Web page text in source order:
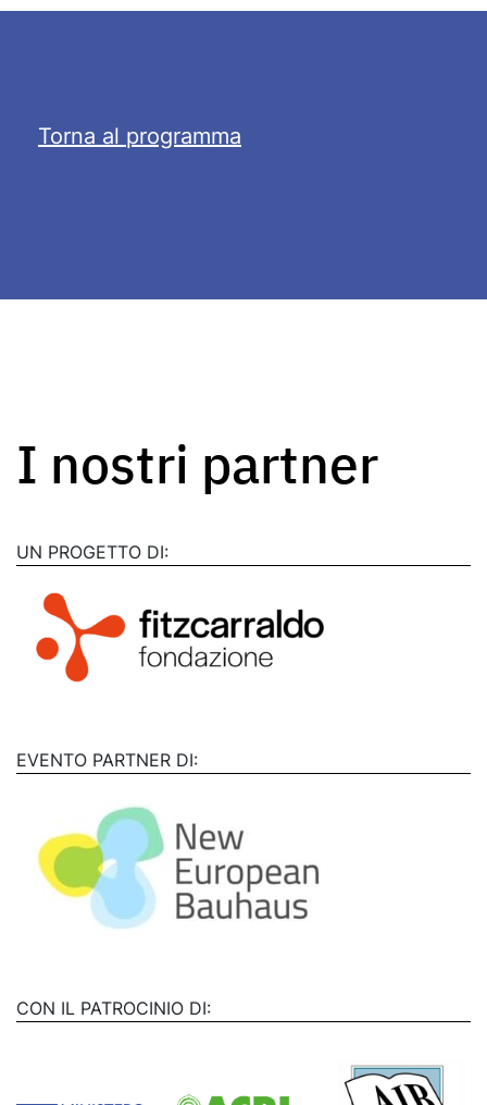
Torna al programma
I nostri partner
UN PROGETTO DI:
EVENTO PARTNER DI:
CON IL PATROCINIO DI: